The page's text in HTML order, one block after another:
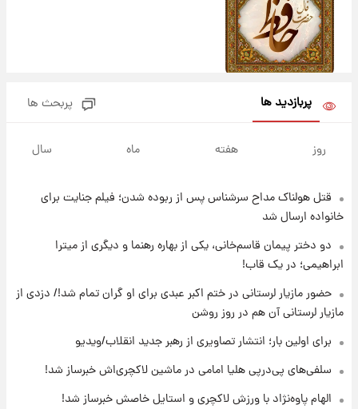
۱۲ ساعت پیش
۲۰ ساعت پیش
لیونل مسی عزادار شد! + جزئیات
لحظه برخورد رعد و برق به ساختمان مرکز تجارت
پربازدید ها پربحث ها
روز هفته ماه سال
قتل هولناک مداح سرشناس پس از ربوده شدن؛ فیلم جنایت برای
خانواده ارسال شد
دو دختر پیمان قاسم‌خانی، یکی از بهاره رهنما و دیگری از میترا
ابراهیمی؛ در یک قاب!
حضور مازیار لرستانی در ختم اکبر عبدی برای او گران تمام شد!/ دزدی از
مازیار لرستانی آن هم در روز روشن
برای اولین بار؛ انتشار تصاویری از رهبر جدید انقلاب/ویدیو
سلفی‌های پی‌درپی هلیا امامی در ماشین لاکچری‌اش خبرساز شد!
الهام پاوه‌نژاد با ورزش لاکچری و استایل خاصش خبرساز شد!